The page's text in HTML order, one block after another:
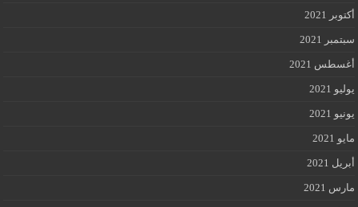
أكتوبر 2021
سبتمبر 2021
أغسطس 2021
يوليو 2021
يونيو 2021
مايو 2021
أبريل 2021
مارس 2021